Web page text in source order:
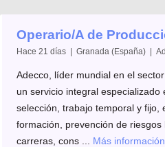
Operario/A de
Hace 21 días | Granada (España) |
Adecco, líder mundial en el
un servicio integral especializado
selección, trabajo temporal y fijo,
formación, prevención de
carreras, cons ... Más